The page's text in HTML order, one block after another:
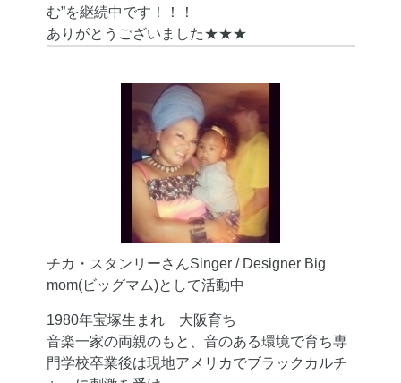
む”を継続中です！！！
ありがとうございました★★★
チカ・スタンリーさんSinger / Designer Big
mom(ビッグマム)として活動中
1980年宝塚生まれ 大阪育ち
音楽一家の両親のもと、音のある環境で育ち専
門学校卒業後は現地アメリカでブラックカルチ